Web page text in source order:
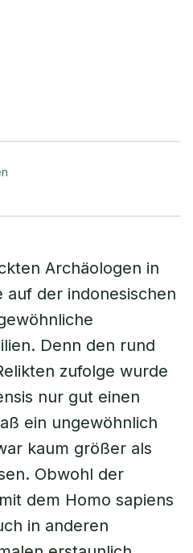
Archäologen in
auf der indonesischen
Denn den rund
zufolge wurde
nur gut einen
ein ungewöhnlich
kaum größer als
Obwohl der
dem Homo sapiens
in anderen